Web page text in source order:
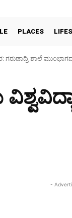
PLACES
ಗರುಡಾದ್ರಿ ಶಾಲೆ
Silk Cocoon
-